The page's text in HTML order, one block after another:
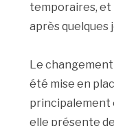
temporaires, et
après quelques
Le changement
été mise en
principalement
elle présente